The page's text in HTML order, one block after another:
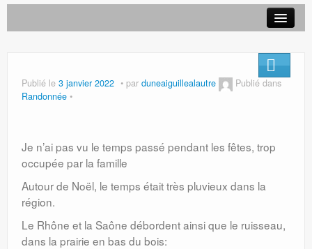
Publié le 3 janvier 2022 par duneaiguillealautre
Publié dans
Randonnée
Je n’ai pas vu le temps passé pendant les fêtes, trop
occupée par la famille
Autour de Noël, le temps était très pluvieux dans la
région.
Le Rhône et la Saône débordent ainsi que le ruisseau,
dans la prairie en bas du bois: